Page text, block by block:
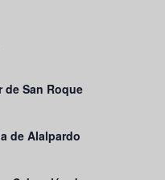
de San Roque
de Alalpardo